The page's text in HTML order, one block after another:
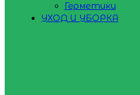
Герметики
УХОД И УБОРКА